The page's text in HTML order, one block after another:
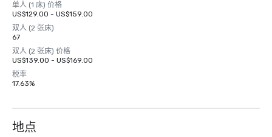
单人 (1 床) 价格
US$129.00 - US$159.00
双人 (2 张床)
67
双人 (2 张床) 价格
US$139.00 - US$169.00
税率
17.63%
地点